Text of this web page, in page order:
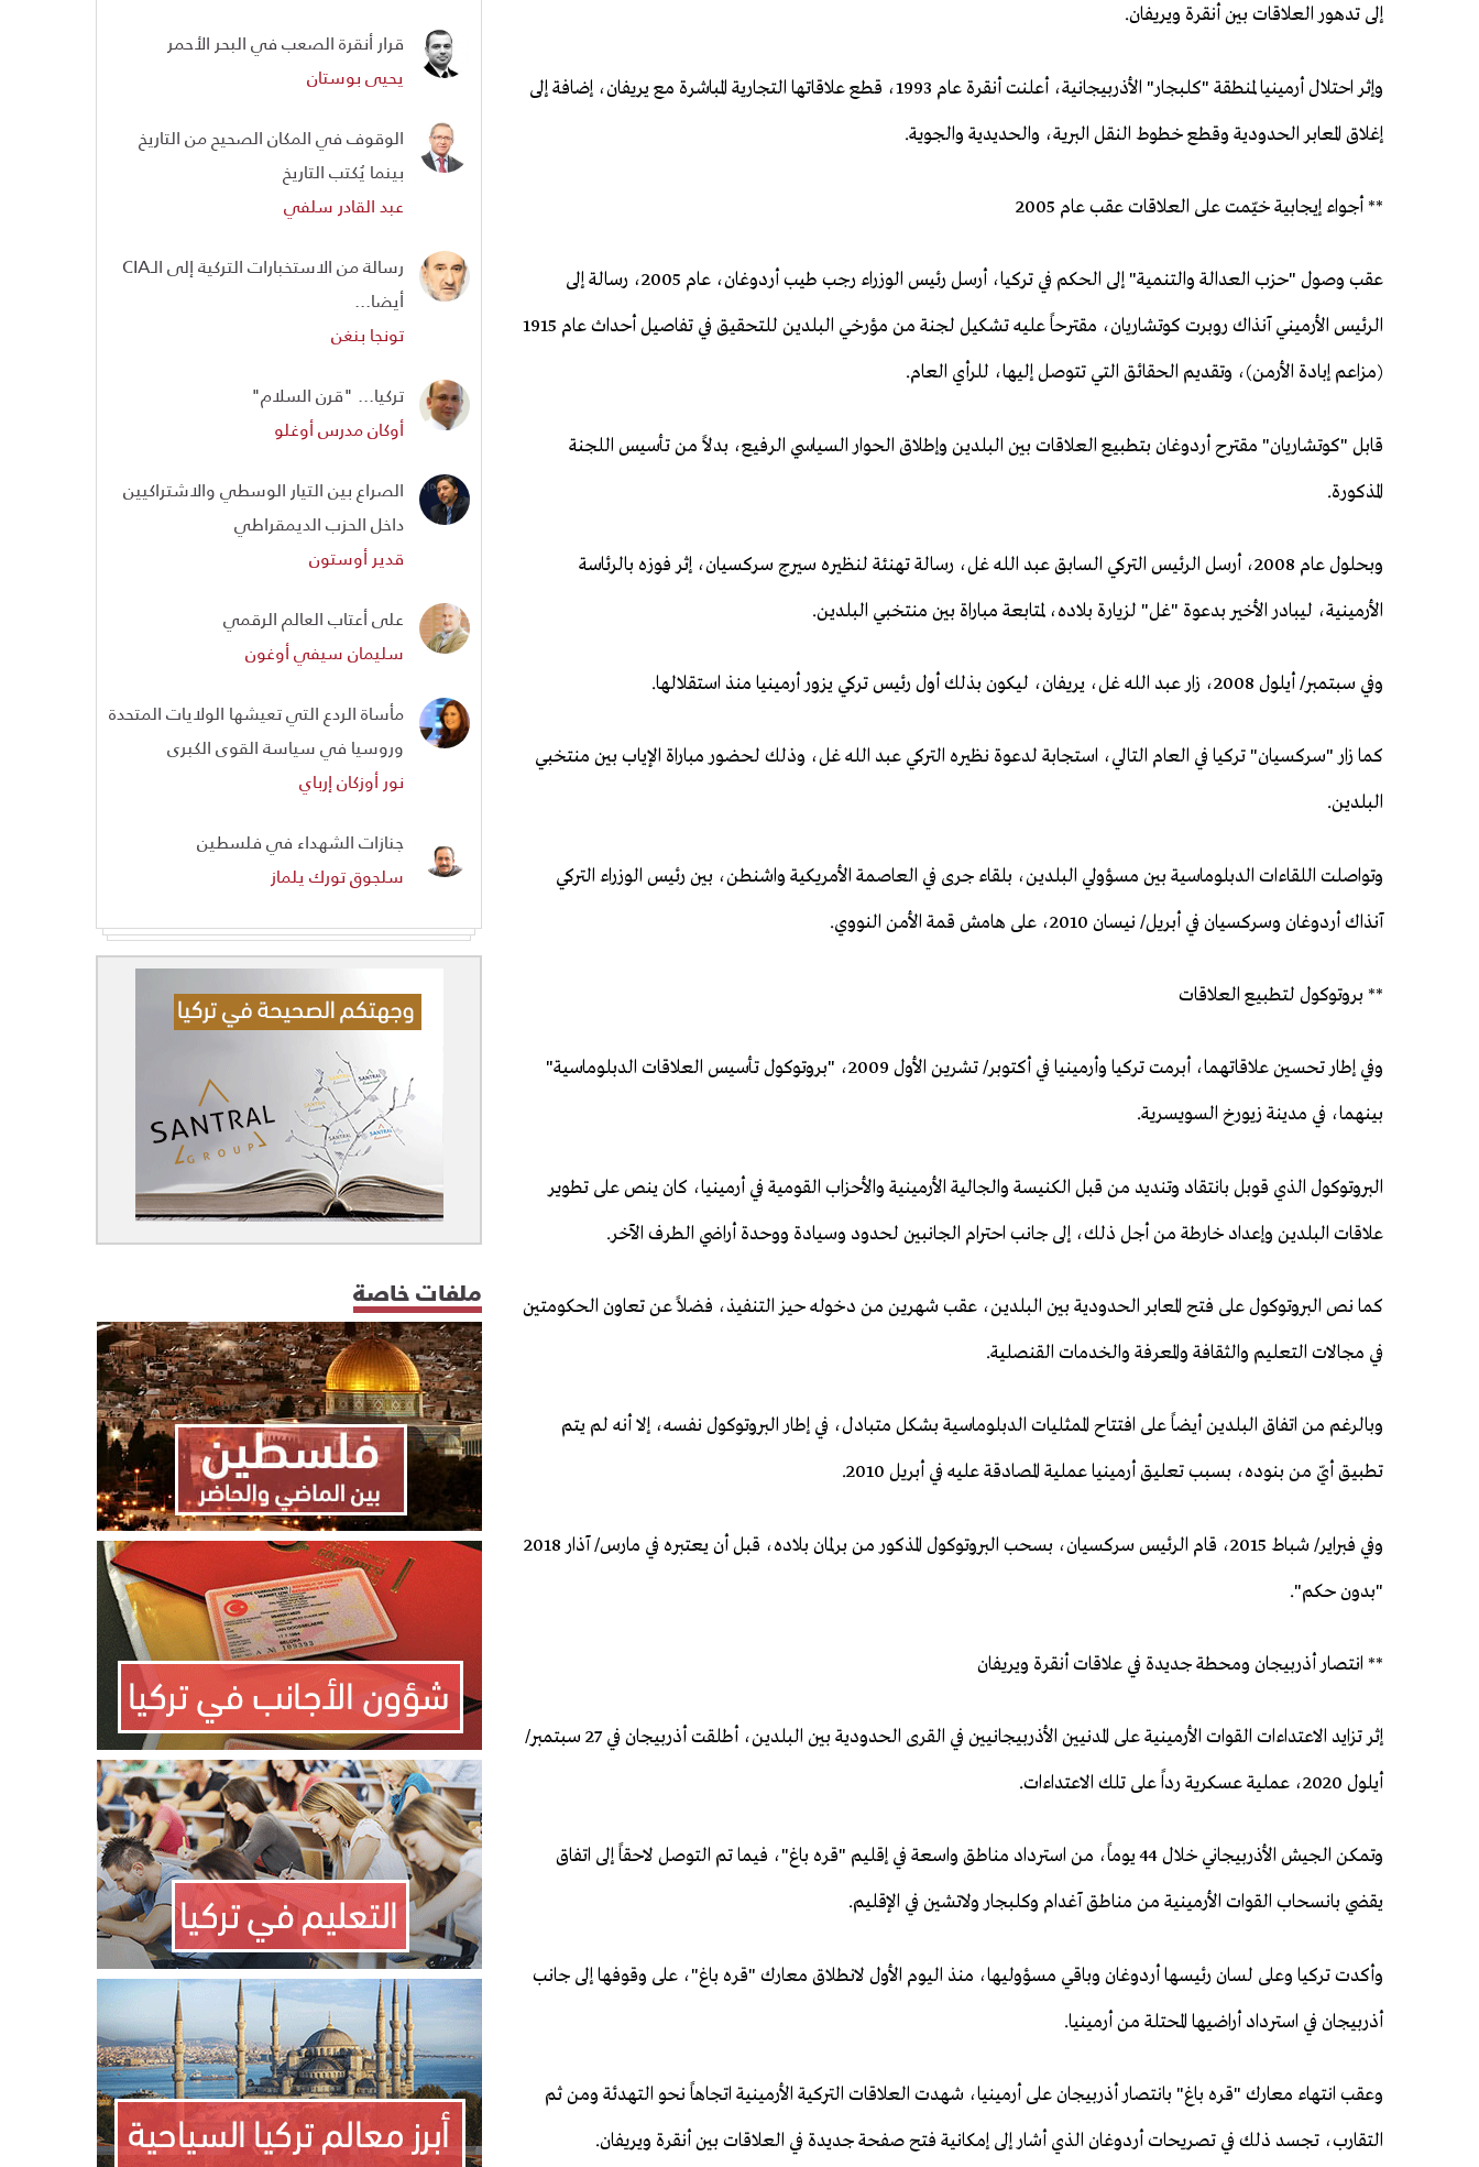
إلى تدهور العلاقات بين أنقرة ويريفان.
وإثر احتلال أرمينيا لمنطقة "كلبجار" الأذربيجانية، أعلنت أنقرة عام 1993، قطع علاقاتها التجارية المباشرة مع يريفان، إضافة إلى
إغلاق المعابر الحدودية وقطع خطوط النقل البرية، والحديدية والجوية.
** أجواء إيجابية خيّمت على العلاقات عقب عام 2005
عقب وصول "حزب العدالة والتنمية" إلى الحكم في تركيا، أرسل رئيس الوزراء رجب طيب أردوغان، عام 2005، رسالة إلى
الرئيس الأرميني آنذاك روبرت كوتشاريان، مقترحاً عليه تشكيل لجنة من مؤرخي البلدين للتحقيق في تفاصيل أحداث عام 1915
(مزاعم إبادة الأرمن)، وتقديم الحقائق التي تتوصل إليها، للرأي العام.
قابل "كوتشاريان" مقترح أردوغان بتطبيع العلاقات بين البلدين وإطلاق الحوار السياسي الرفيع، بدلاً من تأسيس اللجنة
المذكورة.
وبحلول عام 2008، أرسل الرئيس التركي السابق عبد الله غل، رسالة تهنئة لنظيره سيرج سركسيان، إثر فوزه بالرئاسة
الأرمينية، ليبادر الأخير بدعوة "غل" لزيارة بلاده، لمتابعة مباراة بين منتخبي البلدين.
وفي سبتمبر/ أيلول 2008، زار عبد الله غل، يريفان، ليكون بذلك أول رئيس تركي يزور أرمينيا منذ استقلالها.
كما زار "سركسيان" تركيا في العام التالي، استجابة لدعوة نظيره التركي عبد الله غل، وذلك لحضور مباراة الإياب بين منتخبي
البلدين.
وتواصلت اللقاءات الدبلوماسية بين مسؤولي البلدين، بلقاء جرى في العاصمة الأمريكية واشنطن، بين رئيس الوزراء التركي
آنذاك أردوغان وسركسيان في أبريل/ نيسان 2010، على هامش قمة الأمن النووي.
** بروتوكول لتطبيع العلاقات
وفي إطار تحسين علاقاتهما، أبرمت تركيا وأرمينيا في أكتوبر/ تشرين الأول 2009، "بروتوكول تأسيس العلاقات الدبلوماسية"
بينهما، في مدينة زيورخ السويسرية.
البروتوكول الذي قوبل بانتقاد وتنديد من قبل الكنيسة والجالية الأرمينية والأحزاب القومية في أرمينيا، كان ينص على تطوير
علاقات البلدين وإعداد خارطة من أجل ذلك، إلى جانب احترام الجانبين لحدود وسيادة ووحدة أراضي الطرف الآخر.
كما نص البروتوكول على فتح المعابر الحدودية بين البلدين، عقب شهرين من دخوله حيز التنفيذ، فضلاً عن تعاون الحكومتين
في مجالات التعليم والثقافة والمعرفة والخدمات القنصلية.
وبالرغم من اتفاق البلدين أيضاً على افتتاح الممثليات الدبلوماسية بشكل متبادل، في إطار البروتوكول نفسه، إلا أنه لم يتم
تطبيق أيّ من بنوده، بسبب تعليق أرمينيا عملية المصادقة عليه في أبريل 2010.
وفي فبراير/ شباط 2015، قام الرئيس سركسيان، بسحب البروتوكول المذكور من برلمان بلاده، قبل أن يعتبره في مارس/ آذار 2018
"بدون حكم".
** انتصار أذربيجان ومحطة جديدة في علاقات أنقرة ويريفان
إثر تزايد الاعتداءات القوات الأرمينية على المدنيين الأذربيجانيين في القرى الحدودية بين البلدين، أطلقت أذربيجان في 27 سبتمبر/
أيلول 2020، عملية عسكرية رداً على تلك الاعتداءات.
وتمكن الجيش الأذربيجاني خلال 44 يوماً، من استرداد مناطق واسعة في إقليم "قره باغ"، فيما تم التوصل لاحقاً إلى اتفاق
يقضي بانسحاب القوات الأرمينية من مناطق آغدام وكلبجار ولاتشين في الإقليم.
وأكدت تركيا وعلى لسان رئيسها أردوغان وباقي مسؤوليها، منذ اليوم الأول لانطلاق معارك "قره باغ"، على وقوفها إلى جانب
أذربيجان في استرداد أراضيها المحتلة من أرمينيا.
وعقب انتهاء معارك "قره باغ" بانتصار أذربيجان على أرمينيا، شهدت العلاقات التركية الأرمينية اتجاهاً نحو التهدئة ومن ثم
التقارب، تجسد ذلك في تصريحات أردوغان الذي أشار إلى إمكانية فتح صفحة جديدة في العلاقات بين أنقرة ويريفان.
قرار أنقرة الصعب في البحر الأحمر
يحيى بوستان
الوقوف في المكان الصحيح من التاريخ
بينما يُكتب التاريخ
عبد القادر سلفي
رسالة من الاستخبارات التركية إلى الـCIA
أيضا...
تونجا بنغن
تركيا... "قرن السلام"
أوكان مدرس أوغلو
الصراع بين التيار الوسطي والاشتراكيين
داخل الحزب الديمقراطي
قدير أوستون
على أعتاب العالم الرقمي
سليمان سيفي أوغون
مأساة الردع التي تعيشها الولايات المتحدة
وروسيا في سياسة القوى الكبرى
نور أوزكان إرباي
جنازات الشهداء في فلسطين
سلجوق تورك يلماز
ملفات خاصة